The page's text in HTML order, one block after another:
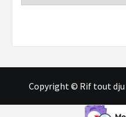
Copyright © Rif tout dju